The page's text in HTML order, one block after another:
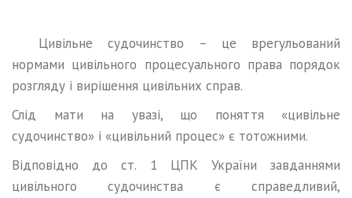
Цивільне судочинство – це врегульований
нормами цивільного процесуального права порядок
розгляду і вирішення цивільних справ.
Слід мати на увазі, що поняття «цивільне
судочинство» і «цивіль­ний процес» є тотожними.
Відповідно до ст. 1 ЦПК України завданнями
цивільного судочинства є справедливий,